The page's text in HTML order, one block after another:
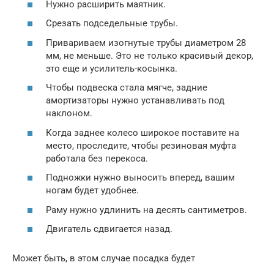
Нужно расширить маятник.
Срезать подседельные трубы.
Привариваем изогнутые трубы диаметром 28
мм, не меньше. Это не только красивый декор,
это еще и усилитель-косынка.
Чтобы подвеска стала мягче, задние
амортизаторы нужно устанавливать под
наклоном.
Когда заднее колесо широкое поставите на
место, проследите, чтобы резиновая муфта
работала без перекоса.
Подножки нужно выносить вперед, вашим
ногам будет удобнее.
Раму нужно удлинить на десять сантиметров.
Двигатель сдвигается назад.
Может быть, в этом случае посадка будет